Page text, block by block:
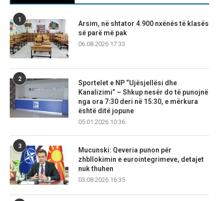
1
Arsim, në shtator 4.900 nxënës të klasës
së parë më pak
06.08.2026 17:33
2
Sportelet e NP “Ujësjellësi dhe
Kanalizimi” – Shkup nesër do të punojnë
nga ora 7:30 deri në 15:30, e mërkura
është ditë jopune
05.01.2026 10:36
3
Mucunski: Qeveria punon për
zhbllokimin e eurointegrimeve, detajet
nuk thuhen
03.08.2026 16:35